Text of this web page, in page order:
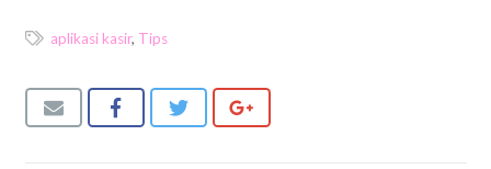
aplikasi kasir, Tips